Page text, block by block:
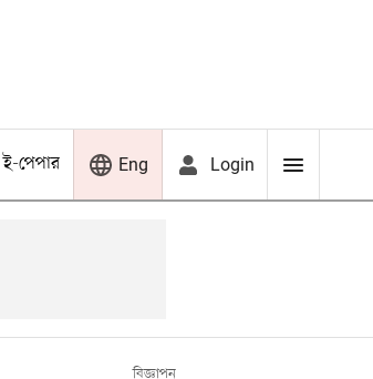
ই-পেপার Eng Login